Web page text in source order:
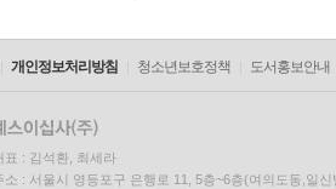
개인정보처리방침 청소년보호정책 도서홍보안내
표 : 김석환, 최세라
소 : 서울시 영등포구 은행로 11, 5층~6층(여의도동,일신